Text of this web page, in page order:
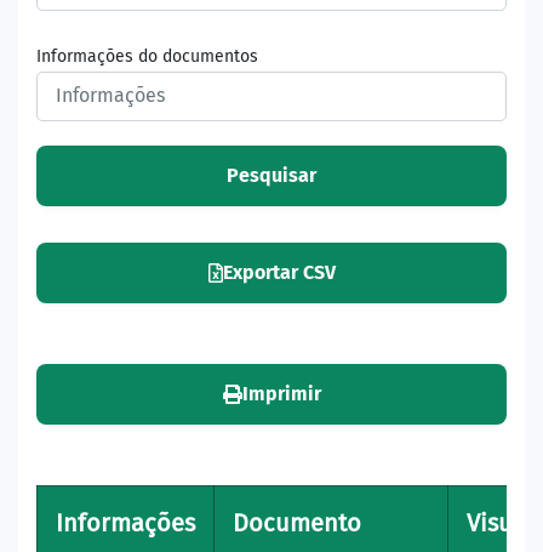
Informações do documentos
Pesquisar
Exportar CSV
Imprimir
Informações Documento